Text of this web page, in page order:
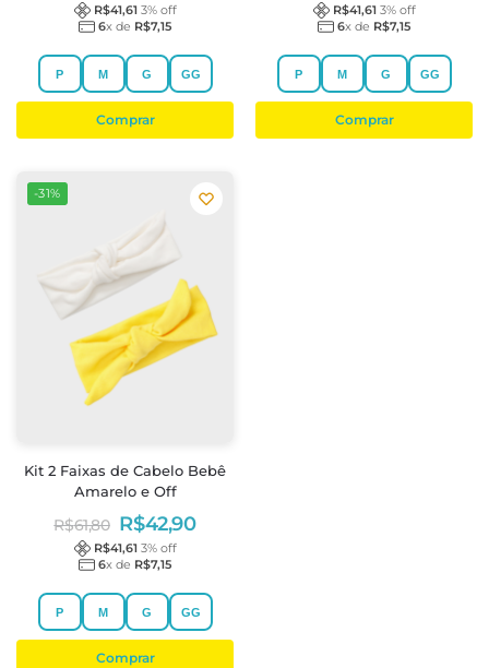
R$41,61 3% off
6x de R$7,15
P M G GG
Comprar
R$41,61 3% off
6x de R$7,15
P M G GG
Comprar
-31%
Kit 2 Faixas de Cabelo Bebê
Amarelo e Off
R$61,80 R$42,90
R$41,61 3% off
6x de R$7,15
P M G GG
Comprar